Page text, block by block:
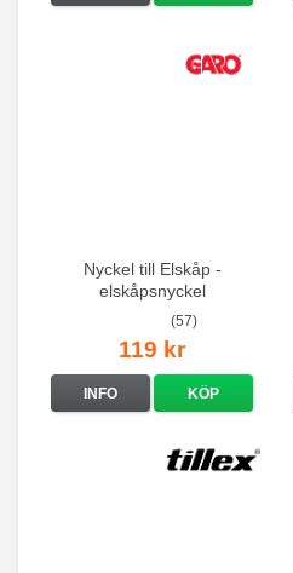
Nyckel till Elskåp -
elskåpsnyckel
(57)
119 kr
INFO KÖP